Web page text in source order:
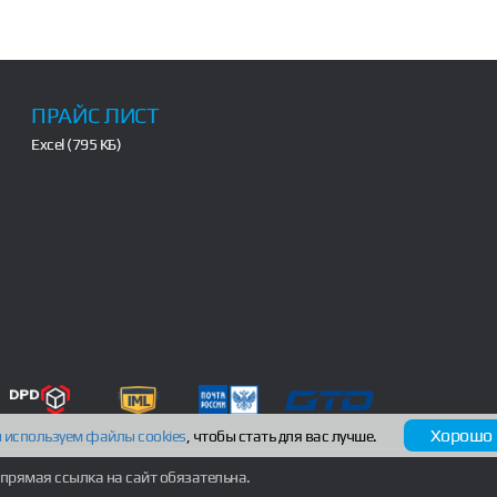
ПРАЙС ЛИСТ
Excel (795 КБ)
ссылка на сайт обязательна.
файлыcookies , чтобы стать для вас лучше. Хорошо